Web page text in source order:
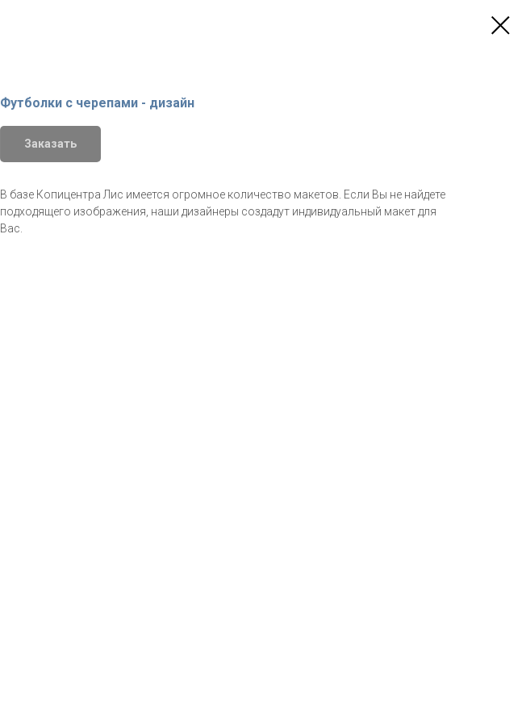
Футболки с черепами - дизайн
Заказать
В базе Копицентра Лис имеется огромное количество макетов. Если Вы не найдете
подходящего изображения, наши дизайнеры создадут индивидуальный макет для
Вас.